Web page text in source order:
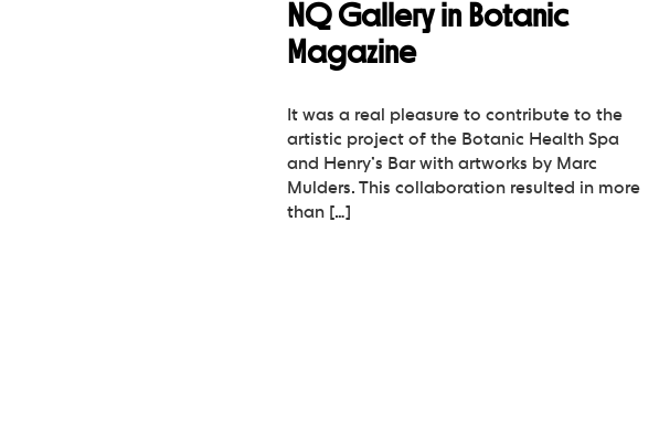
NQ Gallery in Botanic
Magazine
It was a real pleasure to contribute to the
artistic project of the Botanic Health Spa
and Henry’s Bar with artworks by Marc
Mulders. This collaboration resulted in more
than […]